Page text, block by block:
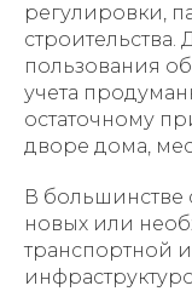
регулировки,
пользования
учета
остаточному
дворе дома,
В большинстве
новых или
транспортной